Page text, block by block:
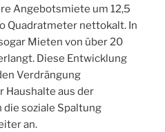
Angebotsmiete um 12,5
Quadratmeter nettokalt. In
Mieten von über 20
Diese Entwicklung
Verdrängung
Haushalte aus der
die soziale Spaltung
an.